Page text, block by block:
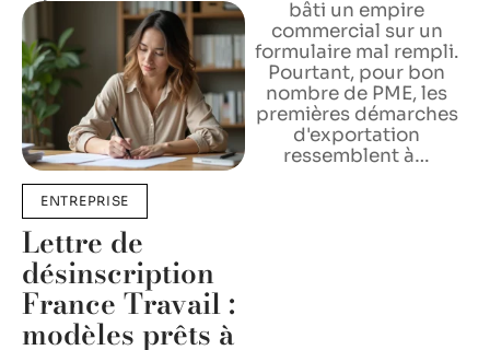
ENTREPRISE
Lettre de
désinscription
France Travail :
modèles prêts à
bâti un empire
commercial sur un
formulaire mal rempli.
Pourtant, pour bon
nombre de PME, les
premières démarches
d'exportation
ressemblent à…